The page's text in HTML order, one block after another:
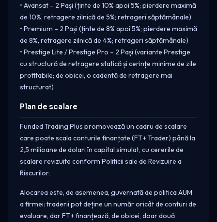
• Avansat – 2 Pași (ținte de 10% apoi 5%; pierdere maximă
de 10%, retragere zilnică de 5%; retrageri săptămânale)
• Premium – 2 Pași (ținte de 8% apoi 5%; pierdere maximă
de 8%, retragere zilnică de 4%; retrageri săptămânale)
• Prestige Lite / Prestige Pro – 2 Pași (variante Prestige
cu structură de retragere statică și cerințe minime de zile
profitabile; de obicei, o cadentă de retragere mai
structurat)
Plan de scalare
Funded Trading Plus promovează un cadru de scalare
care poate scala conturile finanțate (FT+ Trader) până la
2,5 milioane de dolari în capital simulat, cu cererile de
scalare revizuite conform Politicii sale de Revizuire a
Riscurilor.
Alocarea este, de asemenea, guvernată de politica AUM
a firmei: traderii pot deține un număr oricât de conturi de
evaluare, dar FT+ finanțează, de obicei, doar două